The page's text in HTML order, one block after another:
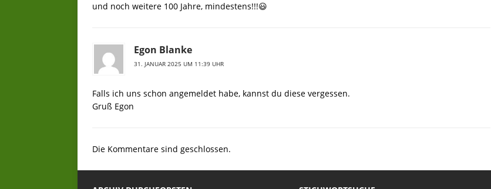
und noch weitere 100 Jahre, mindestens!!!😃
Egon Blanke
31. JANUAR 2025 UM 11:39 UHR
Falls ich uns schon angemeldet habe, kannst du diese vergessen.
Gruß Egon
Die Kommentare sind geschlossen.